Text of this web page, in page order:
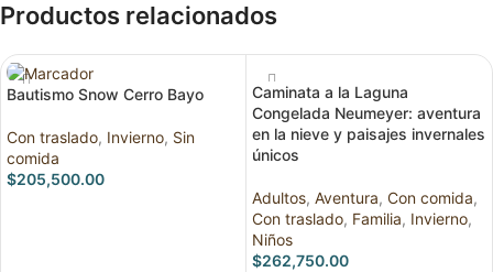
Productos relacionados
Bautismo Snow Cerro Bayo
Con traslado, Invierno, Sin
comida
$205,500.00
Caminata a la Laguna
Congelada Neumeyer: aventura
en la nieve y paisajes invernales
únicos
Adultos, Aventura, Con comida,
Con traslado, Familia, Invierno,
Niños
$262,750.00